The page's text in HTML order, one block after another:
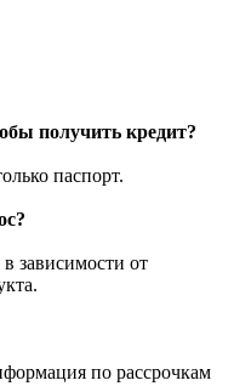
получить кредит?
паспорт.
зависимости от
по рассрочкам